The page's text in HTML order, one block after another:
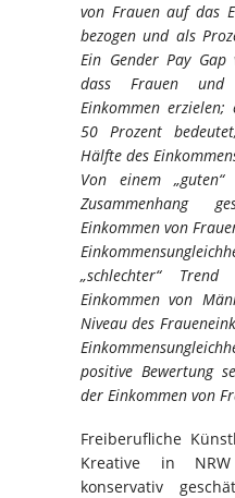
von Frauen auf das
bezogen und als
Ein Gender Pay
dass Frauen
Einkommen
50 Prozent
Hälfte des
Von einem
Zusammenhang
Einkommen von
„schlechter“
Einkommen von
Niveau des
positive Bewertung
der Einkommen von
Freiberufliche
Kreative in
konservativ